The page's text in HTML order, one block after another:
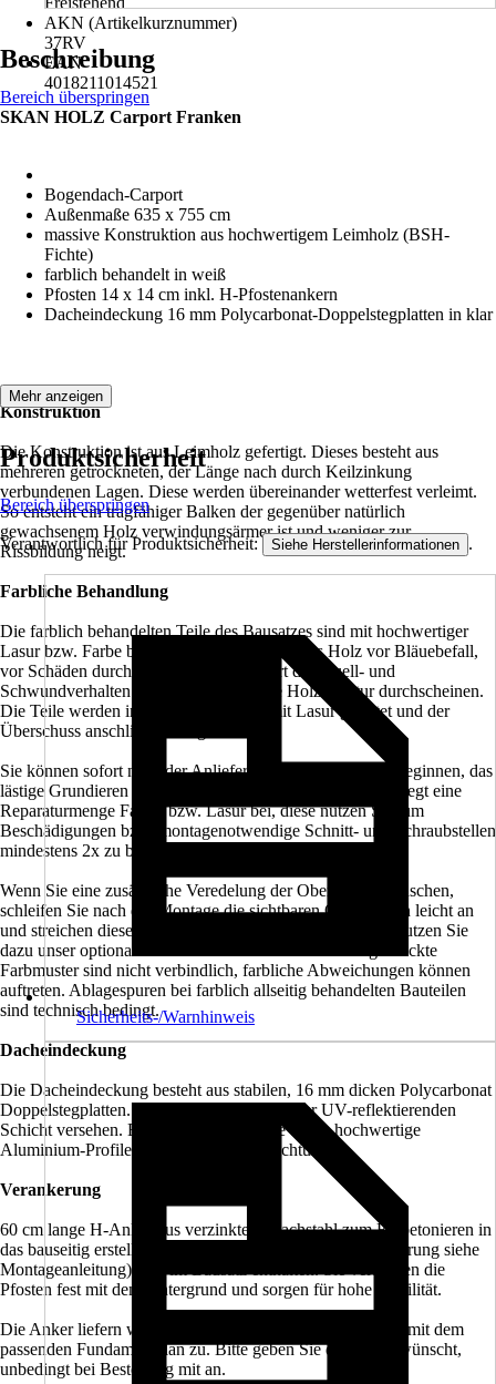
AKN (Artikelkurznummer)
37RV
EAN
4018211014521
Beschreibung
Bereich überspringen
SKAN HOLZ Carport Franken
Bogendach-Carport
Außenmaße 635 x 755 cm
massive Konstruktion aus hochwertigem Leimholz (BSH-
Fichte)
farblich behandelt in weiß
Pfosten 14 x 14 cm inkl. H-Pfostenankern
Dacheindeckung 16 mm Polycarbonat-Doppelstegplatten in klar
Konstruktion
Die Konstruktion ist aus Leimholz gefertigt. Dieses besteht aus
mehreren getrockneten, der Länge nach durch Keilzinkung
verbundenen Lagen. Diese werden übereinander wetterfest verleimt.
So entsteht ein tragfähiger Balken der gegenüber natürlich
gewachsenem Holz verwindungsärmer ist und weniger zur
Rissbildung neigt.
Farbliche Behandlung
Die farblich behandelten Teile des Bausatzes sind mit hochwertiger
Lasur bzw. Farbe behandelt. Diese schützt das Holz vor Bläuebefall,
vor Schäden durch UV-Licht, vermindert das Quell- und
Schwundverhalten und läßt trotzdem die Holzstruktur durchscheinen.
Die Teile werden im Werk 2x allseitig mit Lasur geflutet und der
Überschuss anschließend abgebürstet.
Sie können sofort nach der Anlieferung mit dem Aufbau beginnen, das
lästige Grundieren und Streichen entfällt. Jedem Bausatz liegt eine
Reparaturmenge Farbe, bzw. Lasur bei, diese nutzen Sie, um
Beschädigungen bzw. montagenotwendige Schnitt- und Schraubstellen
mindestens 2x zu behandeln.
Wenn Sie eine zusätzliche Veredelung der Oberfläche wünschen,
schleifen Sie nach der Montage die sichtbaren Oberflächen leicht an
und streichen diese mit hochwertiger Lasur bzw. Farbe. Nutzen Sie
dazu unser optionales Farb- bzw. Lasursortiment. Abgedruckte
Farbmuster sind nicht verbindlich, farbliche Abweichungen können
auftreten. Ablagespuren bei farblich allseitig behandelten Bauteilen
sind technisch bedingt.
Dacheindeckung
Die Dacheindeckung besteht aus stabilen, 16 mm dicken Polycarbonat
Doppelstegplatten. Die Oberseite ist mit einer UV-reflektierenden
Schicht versehen. Befestigt werden diese durch hochwertige
Aluminium-Profile mit EPDM-Lippendichtungen.
Verankerung
60 cm lange H-Anker aus verzinktem Flachstahl zum Einbetonieren in
das bauseitig erstellte Punktfundament (Größe und Ausführung siehe
Montageanleitung) sind im Bausatz enthalten. Sie verbinden die
Pfosten fest mit dem Untergrund und sorgen für hohe Stabilität.
Die Anker liefern wir Ihnen auf Wunsch gerne zusammen mit dem
passenden Fundamentplan zu. Bitte geben Sie dies, so gewünscht,
unbedingt bei Bestellung mit an.
Mehr anzeigen
Produktsicherheit
Bereich überspringen
Verantwortlich für Produktsicherheit: Siehe Herstellerinformationen .
Sicherheits-/Warnhinweis